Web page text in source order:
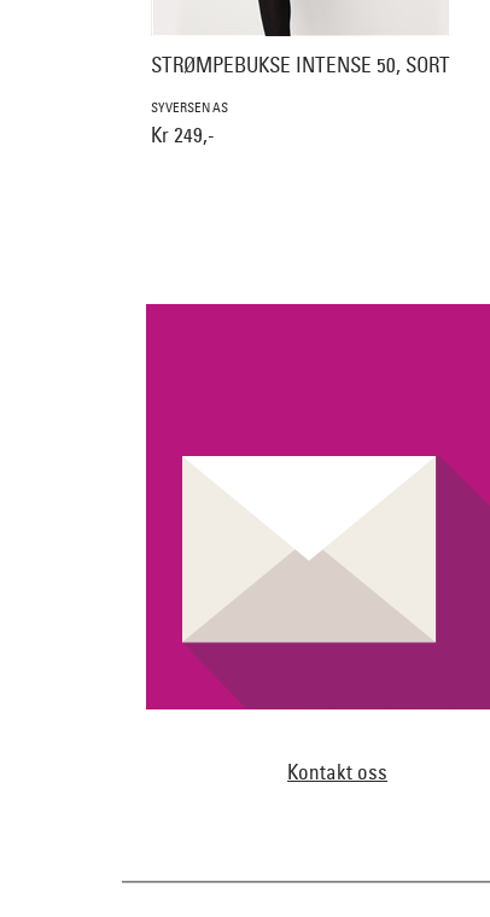
STRØMPEBUKSE INTENSE 50, SORT
SYVERSEN AS
Kr 249,-
Kontakt oss